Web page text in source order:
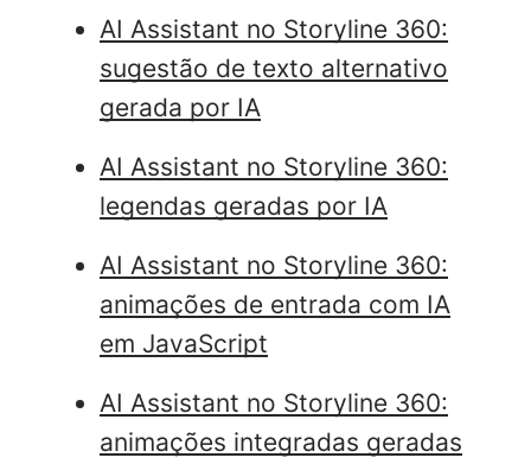
AI Assistant no Storyline 360:
sugestão de texto alternativo
gerada por IA
AI Assistant no Storyline 360:
legendas geradas por IA
AI Assistant no Storyline 360:
animações de entrada com IA
em JavaScript
AI Assistant no Storyline 360:
animações integradas geradas